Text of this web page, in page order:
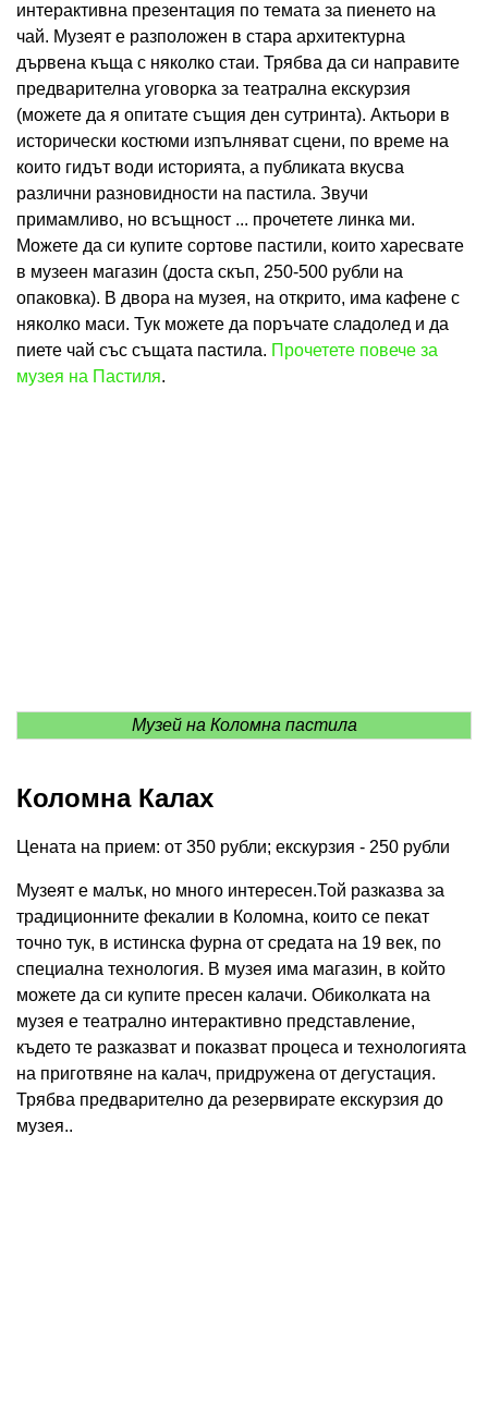
интерактивна презентация по темата за пиенето на
чай. Музеят е разположен в стара архитектурна
дървена къща с няколко стаи. Трябва да си направите
предварителна уговорка за театрална екскурзия
(можете да я опитате същия ден сутринта). Актьори в
исторически костюми изпълняват сцени, по време на
които гидът води историята, а публиката вкусва
различни разновидности на пастила. Звучи
примамливо, но всъщност ... прочетете линка ми.
Можете да си купите сортове пастили, които харесвате
в музеен магазин (доста скъп, 250-500 рубли на
опаковка). В двора на музея, на открито, има кафене с
няколко маси. Тук можете да поръчате сладолед и да
пиете чай със същата пастила. Прочетете повече за
музея на Пастиля.
Музей на Коломна пастила
Коломна Калах
Цената на прием: от 350 рубли; екскурзия - 250 рубли
Музеят е малък, но много интересен.Той разказва за
традиционните фекалии в Коломна, които се пекат
точно тук, в истинска фурна от средата на 19 век, по
специална технология. В музея има магазин, в който
можете да си купите пресен калачи. Обиколката на
музея е театрално интерактивно представление,
където те разказват и показват процеса и технологията
на приготвяне на калач, придружена от дегустация.
Трябва предварително да резервирате екскурзия до
музея..